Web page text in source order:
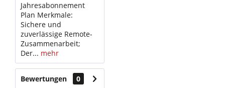
Jahresabonnement
Plan Merkmale:
Sichere und
zuverlässige Remote-
Zusammenarbeit;
Der... mehr
Bewertungen
0